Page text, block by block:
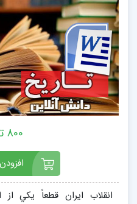
800 تومان
انقلاب ايران قطعاً يكي از